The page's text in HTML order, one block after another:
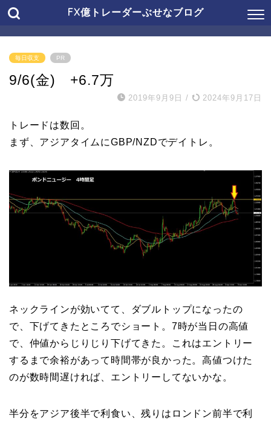
FX億トレーダーぶせなブログ
毎日収支 PR
9/6(金) +6.7万
2019年9月9日 / 2024年9月17日
トレードは数回。
まず、アジアタイムにGBP/NZDでデイトレ。
ネックラインが効いてて、ダブルトップになったの
で、下げてきたところでショート。7時が当日の高値
で、仲値からじりじり下げてきた。これはエントリー
するまで余裕があって時間帯が良かった。高値つけた
のが数時間遅ければ、エントリーしてないかな。
半分をアジア後半で利食い、残りはロンドン前半で利